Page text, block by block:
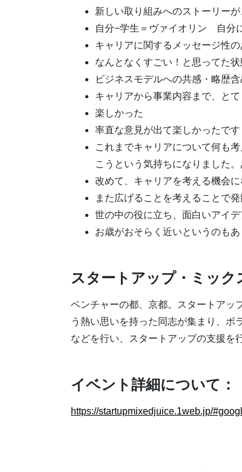
新しい取り組みへのストーリーが
自分−学生＝ヴァイオリン 自分
キャリアに関するメッセージ性
なんとなくすごい！と思ってた
ビジネスモデルへの共感・略歴
キャリアから事業内容まで、と
楽しかった
率直な意見が出て楽しかったです
これまでキャリアについて何も
こうという気持ちになりました
改めて、キャリアを考える機会に
また広げることを考えることで
世の中の役に立ち、面白いアイ
お歳がおそらく近いというのも
スタートアップ・ミック
ベンチャーの都、京都。スタートアッ
う熱い思いを持った同志が集まり、ボ
などを行い、スタートアップの支援を
イベント詳細について：
https://startupmixedjuice.1web.jp/